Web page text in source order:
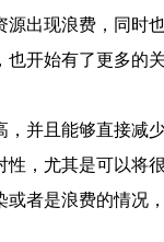
出现浪费，同时
开始有了更多的
且能够直接减
，尤其是可以将
者是浪费的情况